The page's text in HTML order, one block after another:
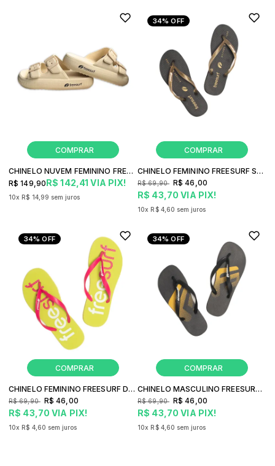
CHINELO NUVEM FEMININO FREESURF SOFT
R$ 142,41 VIA PIX!
R$ 149,90
10x R$ 14,99 sem juros
34%OFF
CHINELO FEMININO FREESURF SHINY
R$ 43,70 VIA PIX!
R$ 69,90 R$ 46,00
10x R$ 4,60 sem juros
34%OFF
CHINELO FEMININO FREESURF DOUBLE
R$ 43,70 VIA PIX!
R$ 69,90 R$ 46,00
10x R$ 4,60 sem juros
34%OFF
CHINELO MASCULINO FREESURF LOGO
R$ 43,70 VIA PIX!
R$ 69,90 R$ 46,00
10x R$ 4,60 sem juros